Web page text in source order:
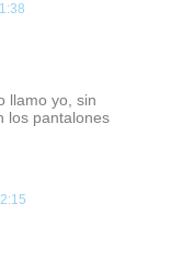
llamo yo, sin
los pantalones